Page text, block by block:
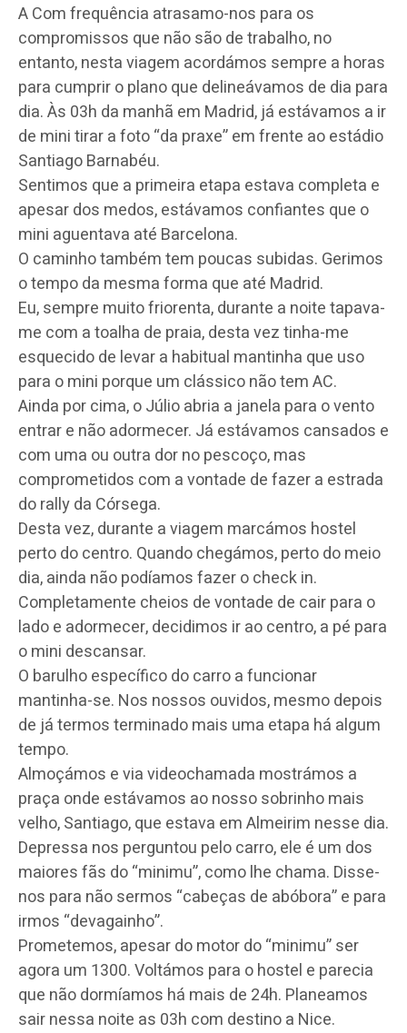
A Com frequência atrasamo-nos para os
compromissos que não são de trabalho, no
entanto, nesta viagem acordámos sempre a horas
para cumprir o plano que delineávamos de dia para
dia. Às 03h da manhã em Madrid, já estávamos a ir
de mini tirar a foto “da praxe” em frente ao estádio
Santiago Barnabéu.
Sentimos que a primeira etapa estava completa e
apesar dos medos, estávamos confiantes que o
mini aguentava até Barcelona.
O caminho também tem poucas subidas. Gerimos
o tempo da mesma forma que até Madrid.
Eu, sempre muito friorenta, durante a noite tapava-
me com a toalha de praia, desta vez tinha-me
esquecido de levar a habitual mantinha que uso
para o mini porque um clássico não tem AC.
Ainda por cima, o Júlio abria a janela para o vento
entrar e não adormecer. Já estávamos cansados e
com uma ou outra dor no pescoço, mas
comprometidos com a vontade de fazer a estrada
do rally da Córsega.
Desta vez, durante a viagem marcámos hostel
perto do centro. Quando chegámos, perto do meio
dia, ainda não podíamos fazer o check in.
Completamente cheios de vontade de cair para o
lado e adormecer, decidimos ir ao centro, a pé para
o mini descansar.
O barulho específico do carro a funcionar
mantinha-se. Nos nossos ouvidos, mesmo depois
de já termos terminado mais uma etapa há algum
tempo.
Almoçámos e via videochamada mostrámos a
praça onde estávamos ao nosso sobrinho mais
velho, Santiago, que estava em Almeirim nesse dia.
Depressa nos perguntou pelo carro, ele é um dos
maiores fãs do “minimu”, como lhe chama. Disse-
nos para não sermos “cabeças de abóbora” e para
irmos “devagainho”.
Prometemos, apesar do motor do “minimu” ser
agora um 1300. Voltámos para o hostel e parecia
que não dormíamos há mais de 24h. Planeamos
sair nessa noite as 03h com destino a Nice.